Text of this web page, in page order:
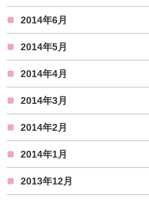
2014年6月
2014年5月
2014年4月
2014年3月
2014年2月
2014年1月
2013年12月